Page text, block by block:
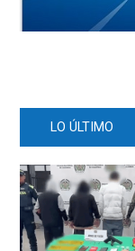
LO ÚLTIMO